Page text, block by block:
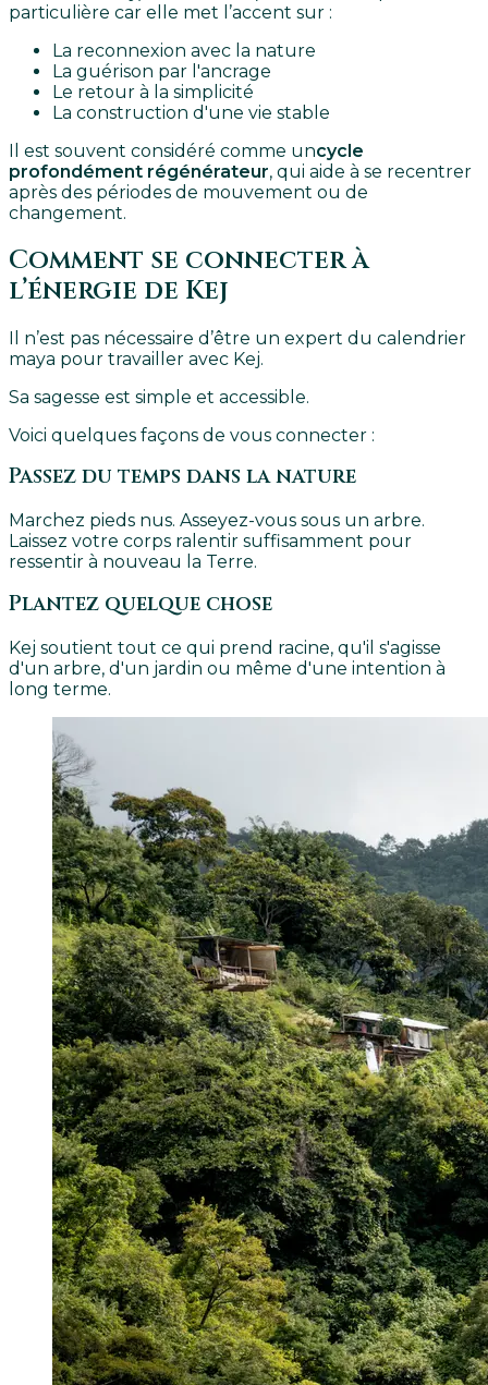
particulière car elle met l’accent sur :
La reconnexion avec la nature
La guérison par l'ancrage
Le retour à la simplicité
La construction d'une vie stable
Il est souvent considéré comme uncycle
profondément régénérateur, qui aide à se recentrer
après des périodes de mouvement ou de
changement.
Comment se connecter à
l’énergie de Kej
Il n’est pas nécessaire d’être un expert du calendrier
maya pour travailler avec Kej.
Sa sagesse est simple et accessible.
Voici quelques façons de vous connecter :
Passez du temps dans la nature
Marchez pieds nus. Asseyez-vous sous un arbre.
Laissez votre corps ralentir suffisamment pour
ressentir à nouveau la Terre.
Plantez quelque chose
Kej soutient tout ce qui prend racine, qu'il s'agisse
d'un arbre, d'un jardin ou même d'une intention à
long terme.